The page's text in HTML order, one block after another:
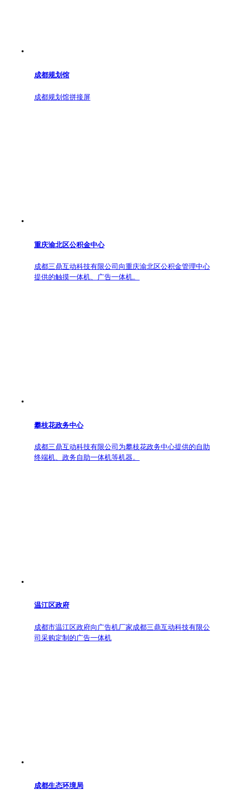
成都规划馆
成都规划馆拼接屏
重庆渝北区公积金中心
成都三鼎互动科技有限公司向重庆渝北区公积金管理中心
提供的触摸一体机、广告一体机。
攀枝花政务中心
成都三鼎互动科技有限公司为攀枝花政务中心提供的自助
终端机、政务自助一体机等机器。
温江区政府
成都市温江区政府向广告机厂家成都三鼎互动科技有限公
司采购定制的广告一体机
成都生态环境局